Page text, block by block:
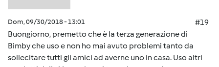
Dom, 09/30/2018 - 13:01
#19
Buongiorno, premetto che è la terza generazione di
Bimby che uso e non ho mai avuto problemi tanto da
sollecitare tutti gli amici ad averne uno in casa. Uso altri